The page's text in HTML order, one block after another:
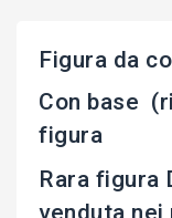
Figura da
Con base
figura
Rara figura
venduta nei